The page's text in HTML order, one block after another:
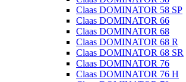
Claas DOMINATOR 58 SP
Claas DOMINATOR 66
Claas DOMINATOR 68
Claas DOMINATOR 68 R
Claas DOMINATOR 68 SR
Claas DOMINATOR 76
Claas DOMINATOR 76 H